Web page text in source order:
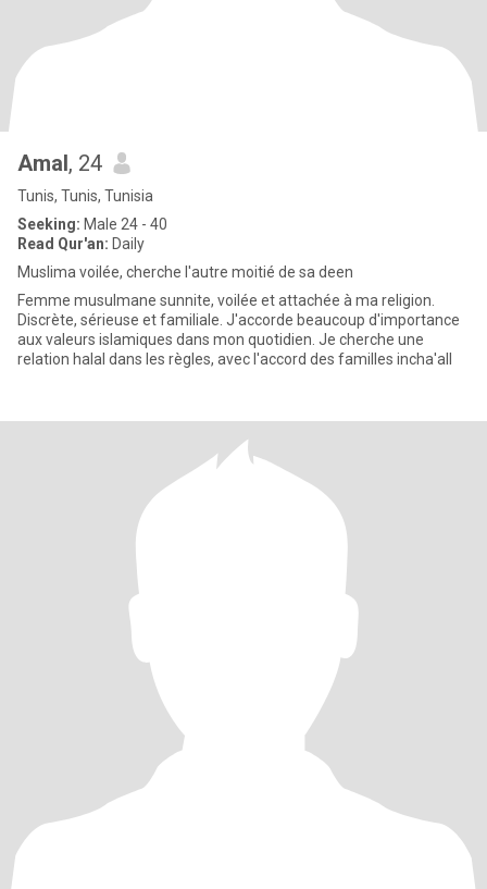
Amal, 24
Tunis, Tunis, Tunisia
Seeking: Male 24 - 40
Read Qur'an: Daily
Muslima voilée, cherche l'autre moitié de sa deen
Femme musulmane sunnite, voilée et attachée à ma religion.
Discrète, sérieuse et familiale. J'accorde beaucoup d'importance
aux valeurs islamiques dans mon quotidien. Je cherche une
relation halal dans les règles, avec l'accord des familles incha'all